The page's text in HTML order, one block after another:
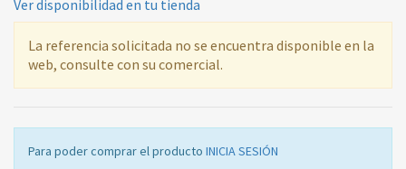
Ver disponibilidad en tu tienda
La referencia solicitada no se encuentra disponible en la
web, consulte con su comercial.
Para poder comprar el producto INICIA SESIÓN